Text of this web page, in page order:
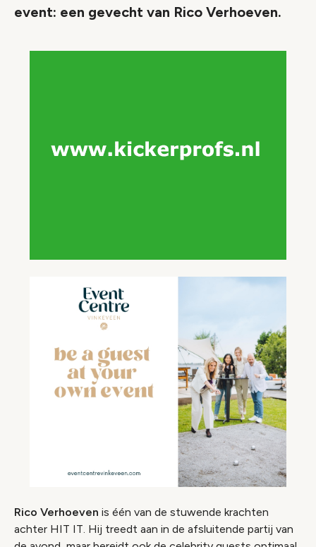
event: een gevecht van Rico Verhoeven.
Rico Verhoeven is één van de stuwende krachten
achter HIT IT. Hij treedt aan in de afsluitende partij van